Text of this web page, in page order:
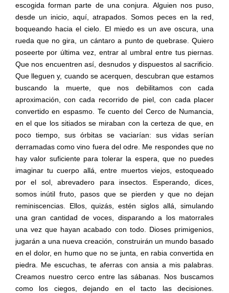
escogida forman parte de una conjura. Alguien nos puso,
desde un inicio, aquí, atrapados. Somos peces en la red,
boqueando hacia el cielo. El miedo es un ave oscura, una
rueda que no gira, un cántaro a punto de quebrase. Quiero
poseerte por última vez, entrar al umbral entre tus piernas.
Que nos encuentren así, desnudos y dispuestos al sacrificio.
Que lleguen y, cuando se acerquen, descubran que estamos
buscando la muerte, que nos debilitamos con cada
aproximación, con cada recorrido de piel, con cada placer
convertido en espasmo. Te cuento del Cerco de Numancia,
en el que los sitiados se miraban con la certeza de que, en
poco tiempo, sus órbitas se vaciarían: sus vidas serían
derramadas como vino fuera del odre. Me respondes que no
hay valor suficiente para tolerar la espera, que no puedes
imaginar tu cuerpo allá, entre muertos viejos, estoqueado
por el sol, abrevadero para insectos. Esperando, dices,
somos inútil fruto, pasos que se pierden y que no dejan
reminiscencias. Ellos, quizás, estén siglos allá, simulando
una gran cantidad de voces, disparando a los matorrales
una vez que hayan acabado con todo. Dioses primigenios,
jugarán a una nueva creación, construirán un mundo basado
en el dolor, en humo que no se junta, en rabia convertida en
piedra. Me escuchas, te aferras con ansia a mis palabras.
Creamos nuestro cerco entre las sábanas. Nos buscamos
como los ciegos, dejando en el tacto las decisiones.